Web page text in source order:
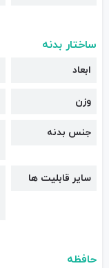
ساختار بدنه
ابعاد
وزن
جنس بدنه
سایر قابلیت ها
حافظه